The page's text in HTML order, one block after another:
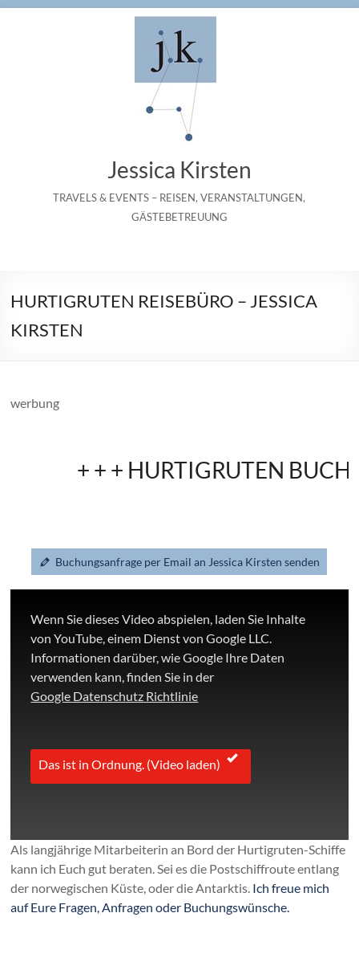
Jessica Kirsten
TRAVELS & EVENTS – REISEN, VERANSTALTUNGEN,
GÄSTEBETREUUNG
HURTIGRUTEN REISEBÜRO – JESSICA
KIRSTEN
werbung
+ + + HURTIGRUTEN
Buchungsanfrage per Email an Jessica Kirsten senden
Wenn Sie dieses Video abspielen, laden Sie Inhalte
von YouTube, einem Dienst von Google LLC.
Informationen darüber, wie Google Ihre Daten
verwenden kann, finden Sie in der
Google Datenschutz Richtlinie
Das ist in Ordnung. (Video laden)
Als langjährige Mitarbeiterin an Bord der Hurtigruten-Schiffe
kann ich Euch gut beraten. Sei es die Postschiffroute entlang
der norwegischen Küste, oder die Antarktis. Ich freue mich
auf Eure Fragen, Anfragen oder Buchungswünsche.